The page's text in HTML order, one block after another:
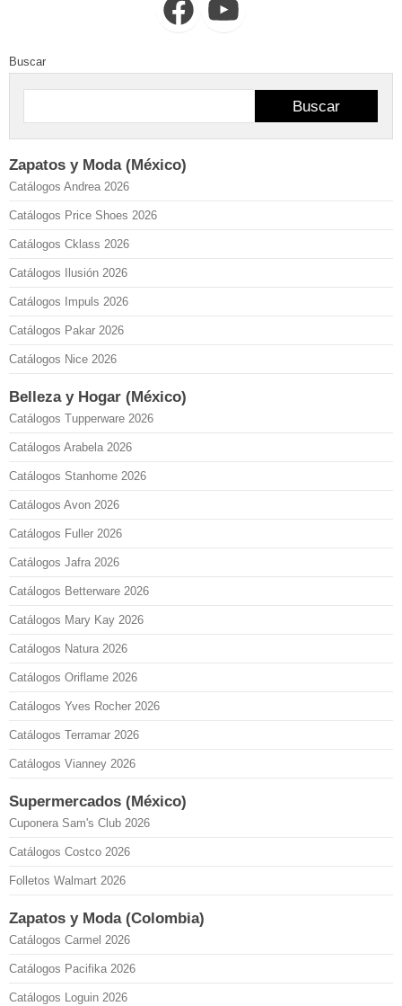
FacebookYouTube
Buscar
Buscar
Zapatos y Moda (México)
Catálogos Andrea 2026
Catálogos Price Shoes 2026
Catálogos Cklass 2026
Catálogos Ilusión 2026
Catálogos Impuls 2026
Catálogos Pakar 2026
Catálogos Nice 2026
Belleza y Hogar (México)
Catálogos Tupperware 2026
Catálogos Arabela 2026
Catálogos Stanhome 2026
Catálogos Avon 2026
Catálogos Fuller 2026
Catálogos Jafra 2026
Catálogos Betterware 2026
Catálogos Mary Kay 2026
Catálogos Natura 2026
Catálogos Oriflame 2026
Catálogos Yves Rocher 2026
Catálogos Terramar 2026
Catálogos Vianney 2026
Supermercados (México)
Cuponera Sam's Club 2026
Catálogos Costco 2026
Folletos Walmart 2026
Zapatos y Moda (Colombia)
Catálogos Carmel 2026
Catálogos Pacifika 2026
Catálogos Loguin 2026